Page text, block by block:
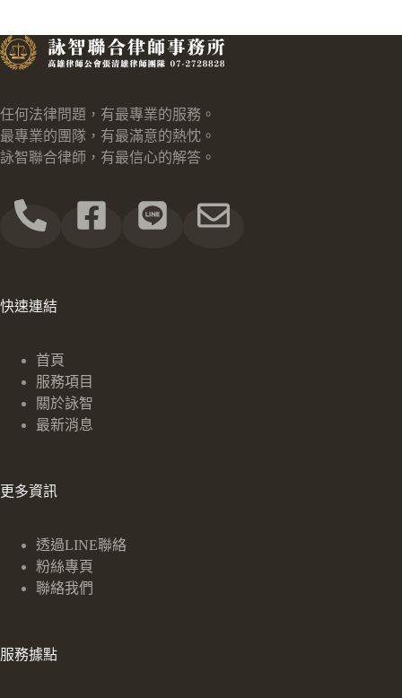
任何法律問題，有最專業的服務。
最專業的團隊，有最滿意的熱忱。
詠智聯合律師，有最信心的解答。
快速連結
首頁
服務項目
關於詠智
最新消息
更多資訊
透過LINE聯絡
粉絲專頁
聯絡我們
服務據點